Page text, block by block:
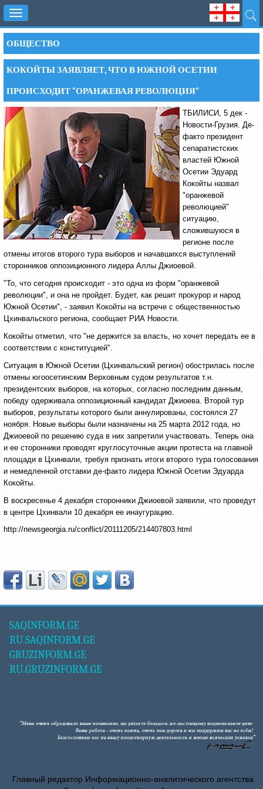
Toggle
navigation
ОБЩЕСТВО
КОКОЙТЫ ЗАЯВЛЯЕТ, ЧТО В ЮЖНОЙ ОСЕТИИ
ПРОИСХОДИТ "ОРАНЖЕВАЯ РЕВОЛЮЦИЯ"
ТБИЛИСИ, 5 дек -
Новости-Грузия. Де-
факто президент
сепаратистских
властей Южной
Осетии Эдуард
Кокойты назвал
"оранжевой
революцией"
ситуацию,
сложившуюся в
регионе после
отмены итогов второго тура выборов и начавшихся выступлений
сторонников оппозиционного лидера Аллы Джиоевой.
"То, что сегодня происходит - это одна из форм "оранжевой
революции", и она не пройдет. Будет, как решит прокурор и народ
Южной Осетии", - заявил Кокойты на встрече с общественностью
Цхинвальского региона, сообщает РИА Новости.
Кокойты отметил, что "не держится за власть, но хочет передать ее в
соответствии с конституцией".
Ситуация в Южной Осетии (Цхинвальский регион) обострилась после
отмены югоосетинским Верховным судом результатов т.н.
президентских выборов, на которых, согласно последним данным,
победу одерживала оппозиционный кандидат Джиоева. Второй тур
выборов, результаты которого были аннулированы, состоялся 27
ноября. Новые выборы были назначены на 25 марта 2012 года, но
Джиоевой по решению суда в них запретили участвовать. Теперь она
и ее сторонники проводят круглосуточные акции протеста на главной
площади в Цхинвали, требуя признать итоги второго тура голосования
и немедленной отставки де-факто лидера Южной Осетии Эдуарда
Кокойты.
В воскресенье 4 декабря сторонники Джиоевой заявили, что проведут
в центре Цхинвали 10 декабря ее инаугурацию.
http://newsgeorgia.ru/conflict/20111205/214407803.html
SAQINFORM.GE
RU.SAQINFORM.GE
GRUZINFORM.GE
RU.GRUZINFORM.GE
Главный редактор Информационно-аналитического агентства